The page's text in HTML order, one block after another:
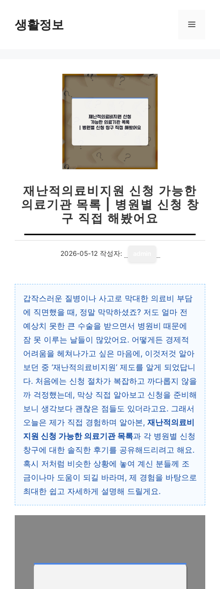
생활정보 메
재난적의료비지원 신청 가능한
의료기관 목록 | 병원별 신청 창
구 직접 해봤어요
2026-05-12 작성자:
갑작스러운 질병이나 사고로 막대한 의료비 부담
에 직면했을 때, 정말 막막하셨죠? 저도 얼마 전
예상치 못한 큰 수술을 받으면서 병원비 때문에
잠 못 이루는 날들이 많았어요. 어떻게든 경제적
어려움을 헤쳐나가고 싶은 마음에, 이것저것 알아
보던 중 ‘재난적의료비지원’ 제도를 알게 되었답니
다. 처음에는 신청 절차가 복잡하고 까다롭지 않을
까 걱정했는데, 막상 직접 알아보고 신청을 준비해
보니 생각보다 괜찮은 점들도 있더라고요. 그래서
오늘은 제가 직접 경험하며 알아본, 재난적의료비
지원 신청 가능한 의료기관 목록과 각 병원별 신청
창구에 대한 솔직한 후기를 공유해드리려고 해요.
혹시 저처럼 비슷한 상황에 놓여 계신 분들께 조
금이나마 도움이 되길 바라며, 제 경험을 바탕으로
최대한 쉽고 자세하게 설명해 드릴게요.